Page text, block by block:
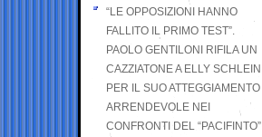
“LE OPPOSIZIONI HANNO
FALLITO IL PRIMO TEST”.
PAOLO GENTILONI RIFILA UN
CAZZIATONE A ELLY SCHLEIN
PER IL SUO ATTEGGIAMENTO
ARRENDEVOLE NEI
CONFRONTI DEL “PACIFINTO”